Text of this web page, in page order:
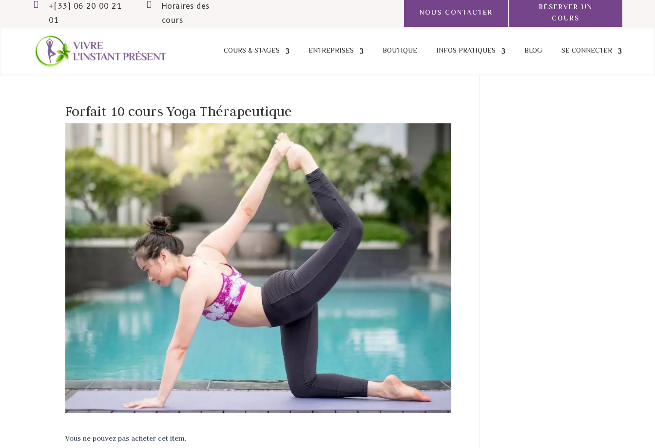

+(33) 06 20 00 21
01

Horaires des
cours
NOUS CONTACTER
RÉSERVER UN
COURS
COURS & STAGES ENTREPRISES BOUTIQUE INFOS PRATIQUES BLOG SE CONNECTER
Forfait 10 cours Yoga Thérapeutique
Vous ne pouvez pas acheter cet item.